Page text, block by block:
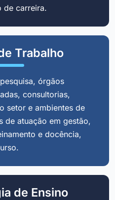
de carreira.
Trabalho
órgãos
consultorias,
setor e ambientes de
de atuação em gestão,
e docência,
de Ensino